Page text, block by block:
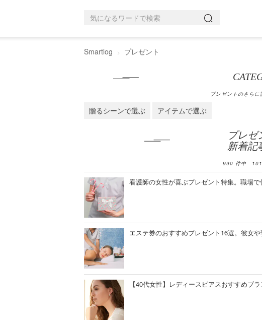
Smartlog プレゼント
プレゼントのさら
贈るシーンで選ぶ アイテムで選ぶ
プレゼ
新着記
990 件中 101
看護師の女性が喜ぶプレゼント特集。職場
エステ券のおすすめプレゼント16選。彼女
【40代女性】レディースピアスおすすめブ